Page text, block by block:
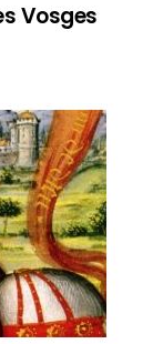
Vosges